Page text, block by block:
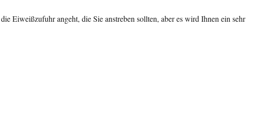
Eiweißzufuhr angeht, die Sie anstreben sollten, aber es wird Ihnen ein sehr